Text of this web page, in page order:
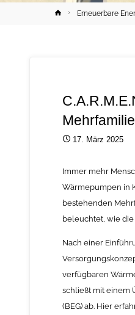
HomeErneuerbare
17. März 2025
Immer mehr
Wärmepumpen in
bestehenden
beleuchtet, wie
Nach einer
verfügbaren
schließt mit einem
(BEG) ab. Hier